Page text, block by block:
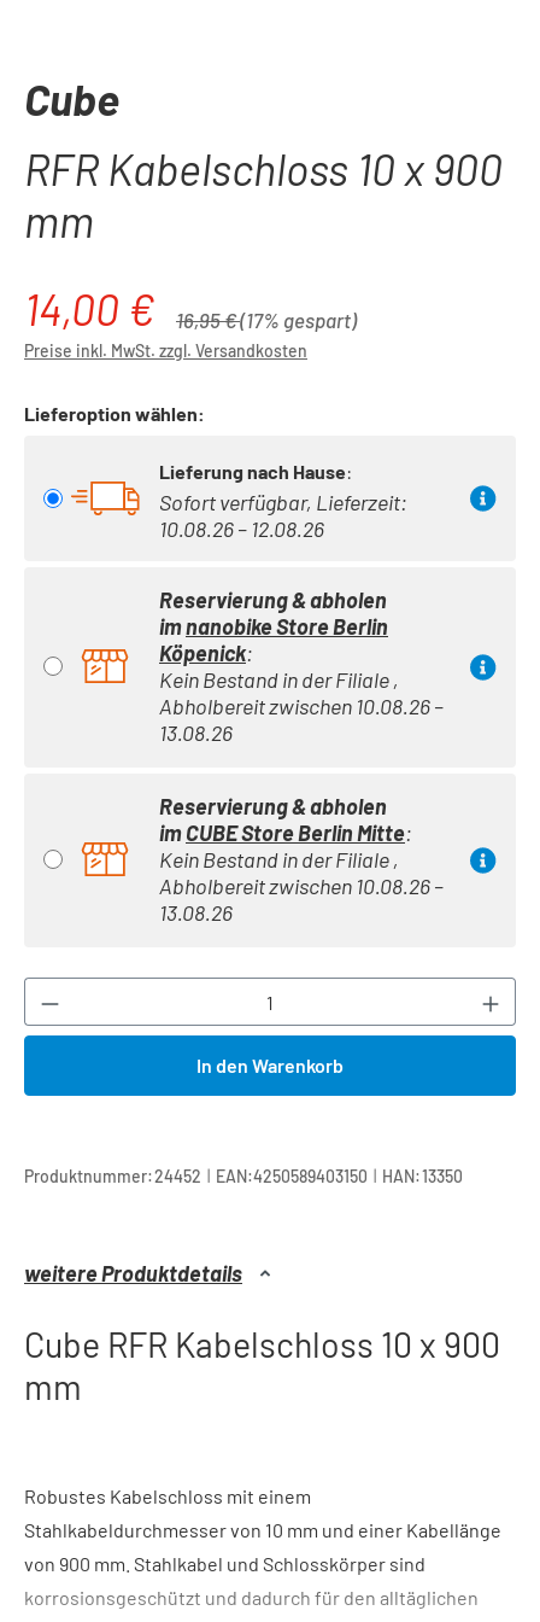
Cube
RFR Kabelschloss 10 x 900
mm
Verkaufspreis:
14,00 € Regulärer Preis:
16,95 €(17% gespart)
Preise inkl. MwSt. zzgl. Versandkosten
Lieferoption wählen:
Lieferung nach Hause:
Sofort verfügbar, Lieferzeit:
10.08.26 – 12.08.26
Reservierung & abholen
imnanobike Store Berlin
Köpenick:
Kein Bestand in der Filiale ,
Abholbereit zwischen 10.08.26 –
13.08.26
Reservierung & abholen
imCUBE Store Berlin Mitte:
Kein Bestand in der Filiale ,
Abholbereit zwischen 10.08.26 –
13.08.26
Produkt Anzahl: Gib den gewünschten
In den Warenkorb
Produktnummer:24452 | EAN:4250589403150 | HAN:13350
weitere Produktdetails
Cube RFR Kabelschloss 10 x 900
mm
Robustes Kabelschloss mit einem
Stahlkabeldurchmesser von 10 mm und einer Kabellänge
von 900 mm. Stahlkabel und Schlosskörper sind
korrosionsgeschützt und dadurch für den alltäglichen